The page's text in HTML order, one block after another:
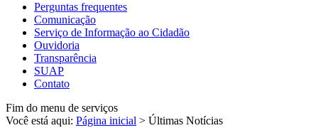
Perguntas frequentes
Comunicação
Serviço de Informação ao Cidadão
Ouvidoria
Transparência
SUAP
Contato
Fim do menu de serviços
Você está aqui: Página inicial > Últimas Notícias